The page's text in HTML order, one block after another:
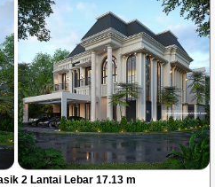
2 Lantai Lebar 17.13 m